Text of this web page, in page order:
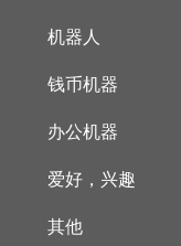
机器人
钱币机器
办公机器
爱好，兴趣
其他